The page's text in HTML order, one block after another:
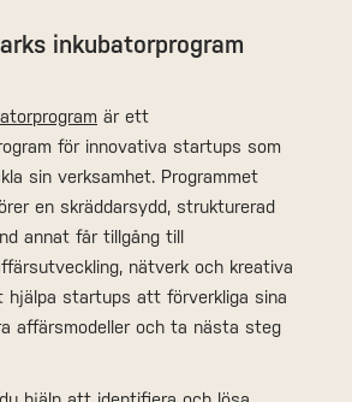
inkubatorprogram
är ett
för innovativa startups som
sin verksamhet. Programmet
en skräddarsydd, strukturerad
annat får tillgång till
nätverk och kreativa
hjälpa startups att förverkliga sina
affärsmodeller och ta nästa steg